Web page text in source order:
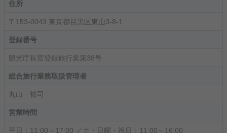
住所
〒153-0043 東京都目黒区東山3-8-1
登録番号
観光庁長官登録旅行業第38号
総合旅行業務取扱管理者
丸山 裕司
営業時間
平日：11:00～17:00 ／土・日曜・祝日：11:00～16:00